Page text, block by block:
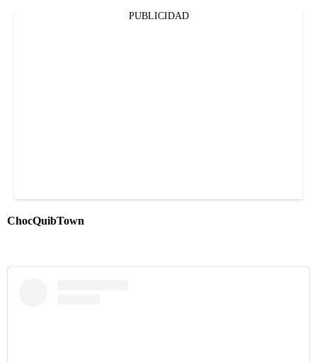
PUBLICIDAD
ChocQuibTown